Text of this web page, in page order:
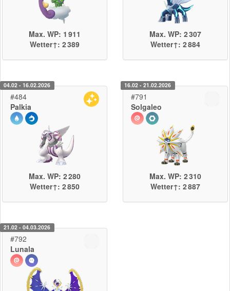
Max. WP: 1 911
Wetter↑: 2 389
Max. WP: 2 307
Wetter↑: 2 884
04.02 - 16.02.2026
#484
Palkia
Max. WP: 2 280
Wetter↑: 2 850
16.02 - 21.02.2026
#791
Solgaleo
Max. WP: 2 310
Wetter↑: 2 887
21.02 - 04.03.2026
#792
Lunala